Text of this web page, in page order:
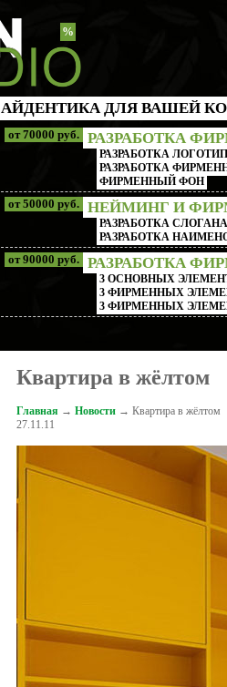
%
АЙДЕНТИКА ДЛЯ ВАШЕЙ
РАЗРАБОТКА
РАЗРАБОТКА
РАЗРАБОТКА
ФИРМЕННЫЙ ФОН
от 70000 руб.
НЕЙМИНГ И
РАЗРАБОТКА
РАЗРАБОТКА
от 50000 руб.
РАЗРАБОТКА
3 ОСНОВНЫХ
3 ФИРМЕННЫХ
3 ФИРМЕННЫХ
от 90000 руб.
Квартира в жёлтом
Главная → Новости → Квартира в жёлтом
27.11.11